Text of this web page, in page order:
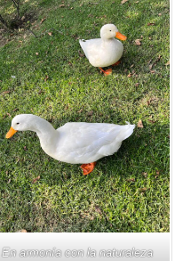
En armonía con la naturaleza